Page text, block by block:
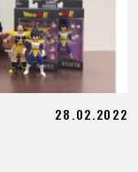
28.02.2022